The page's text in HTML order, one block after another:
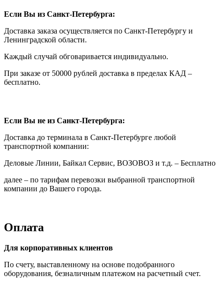
Если Вы из Санкт-Петербурга:
Доставка заказа осуществляется по Санкт-Петербургу и
Ленинградской области.
Каждый случай обговаривается индивидуально.
При заказе от 50000 рублей доставка в пределах КАД –
бесплатно.
Если Вы не из Санкт-Петербурга:
Доставка до терминала в Санкт-Петербурге любой
транспортной компании:
Деловые Линии, Байкал Сервис, ВОЗОВОЗ и т.д. – Бесплатно
далее – по тарифам перевозки выбранной транспортной
компании до Вашего города.
Оплата
Для корпоративных клиентов
По счету, выставленному на основе подобранного
оборудования, безналичным платежом на расчетный счет.